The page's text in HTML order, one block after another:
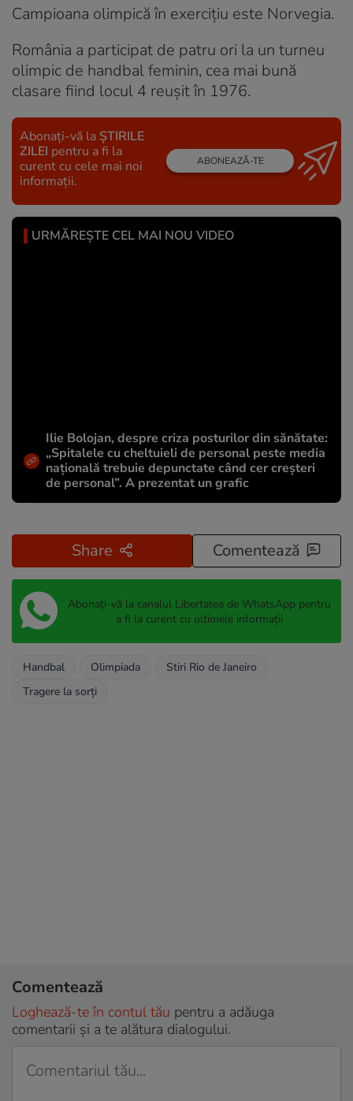
Campioana olimpică în exercițiu este Norvegia.
România a participat de patru ori la un turneu
olimpic de handbal feminin, cea mai bună
clasare fiind locul 4 reușit în 1976.
Abonați-vă la ȘTIRILE
ZILEI pentru a fi la
curent cu cele mai noi
informații.
ABONEAZĂ-TE
URMĂREȘTE CEL MAI NOU VIDEO
Ilie Bolojan, despre criza posturilor din sănătate:
„Spitalele cu cheltuieli de personal peste media
națională trebuie depunctate când cer creșteri
de personal”. A prezentat un grafic
Share Comentează
Abonați-vă la canalul Libertatea de WhatsApp pentru
a fi la curent cu ultimele informații
Handbal Olimpiada
Stiri Rio de Janeiro
Tragere la sorţi
Comentează
Loghează-te în contul tău pentru a adăuga
comentarii și a te alătura dialogului.